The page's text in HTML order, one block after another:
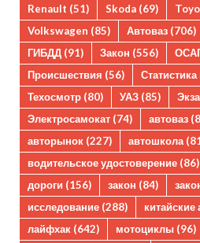
Renault (51) Skoda (69)
Volkswagen (85) Автоваз (706)
ГИБДД (91) Закон (556)
Происшествия (56) Статистика
Техосмотр (80) УАЗ (85)
Электросамокат (74) автоваз
авторынок (227) автошкола
водительское удостоверение (86)
дороги (156) закон (84)
исследование (288)
лайфхак (642) мотоциклы (96)